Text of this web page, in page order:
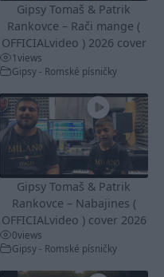
Gipsy Tomaš & Patrik
Rankovce – Rači mange (
OFFICIALvideo ) 2026 cover
1views
Gipsy - Romské písničky
Gipsy Tomaš & Patrik
Rankovce – Nabajines (
OFFICIALvideo ) cover 2026
0views
Gipsy - Romské písničky